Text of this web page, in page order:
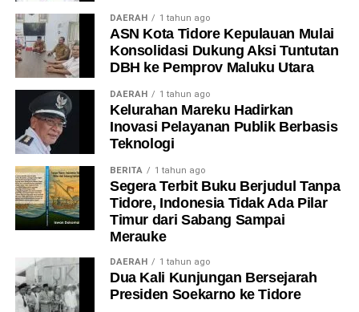
DAERAH 1 tahun ago
ASN Kota Tidore Kepulauan Mulai
Konsolidasi Dukung Aksi Tuntutan
DBH ke Pemprov Maluku Utara
DAERAH 1 tahun ago
Kelurahan Mareku Hadirkan
Inovasi Pelayanan Publik Berbasis
Teknologi
BERITA 1 tahun ago
Segera Terbit Buku Berjudul Tanpa
Tidore, Indonesia Tidak Ada Pilar
Timur dari Sabang Sampai
Merauke
DAERAH 1 tahun ago
Dua Kali Kunjungan Bersejarah
Presiden Soekarno ke Tidore